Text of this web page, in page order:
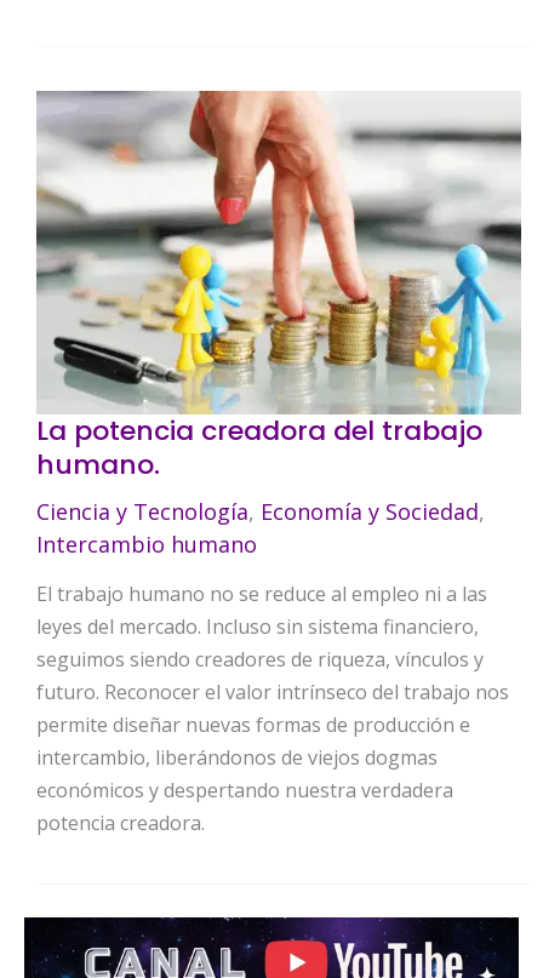
La potencia creadora del trabajo
humano.
Ciencia y Tecnología, Economía y Sociedad,
Intercambio humano
El trabajo humano no se reduce al empleo ni a las
leyes del mercado. Incluso sin sistema financiero,
seguimos siendo creadores de riqueza, vínculos y
futuro. Reconocer el valor intrínseco del trabajo nos
permite diseñar nuevas formas de producción e
intercambio, liberándonos de viejos dogmas
económicos y despertando nuestra verdadera
potencia creadora.